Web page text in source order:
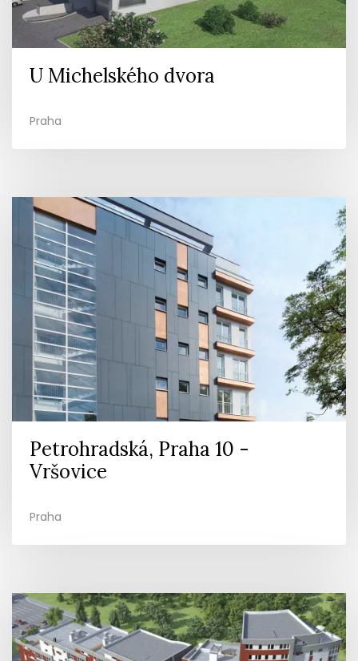
U Michelského dvora
Praha
Petrohradská, Praha 10 -
Vršovice
Praha